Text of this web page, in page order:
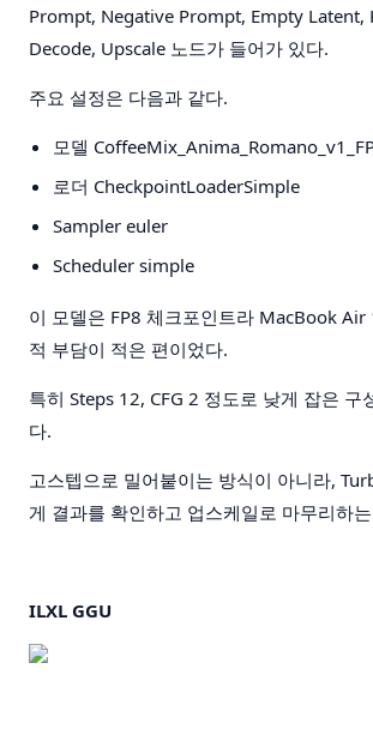
Prompt, Negative Prompt, Empty Latent,
Decode, Upscale 노드가 들어가 있다.
주요 설정은 다음과 같다.
모델
로더 CheckpointLoaderSimple
Sampler euler
Scheduler simple
이 모델은 FP8 체크포인트라 MacBook Air
적 부담이 적은 편이었다.
특히 Steps 12, CFG 2 정도로 낮게 잡은 구
다.
고스텝으로 밀어붙이는 방식이 아니라,
게 결과를 확인하고 업스케일로 마무리하
ILXL GGU